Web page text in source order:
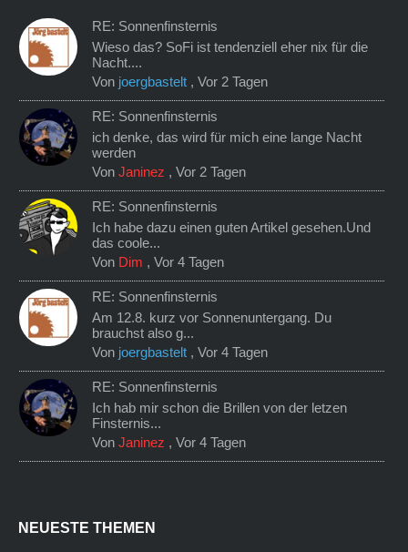
RE: Sonnenfinsternis
Wieso das? SoFi ist tendenziell eher nix für die
Nacht....
Von joergbastelt ,Vor 2 Tagen
RE: Sonnenfinsternis
ich denke, das wird für mich eine lange Nacht
werden
VonJaninez ,Vor 2 Tagen
RE: Sonnenfinsternis
Ich habe dazu einen guten Artikel gesehen.Und
das coole...
Von Dim ,Vor 4 Tagen
RE: Sonnenfinsternis
Am 12.8. kurz vor Sonnenuntergang. Du
brauchst also g...
Von joergbastelt ,Vor 4 Tagen
RE: Sonnenfinsternis
Ich hab mir schon die Brillen von der letzen
Finsternis...
VonJaninez ,Vor 4 Tagen
NEUESTE THEMEN